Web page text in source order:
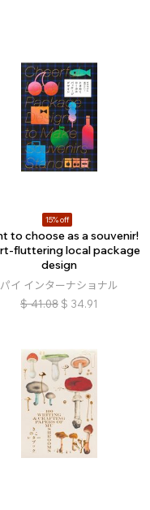
15% off
to choose as a souvenir!
fluttering local package
design
パイ インターナショナル
$ 41.08 $ 34.91